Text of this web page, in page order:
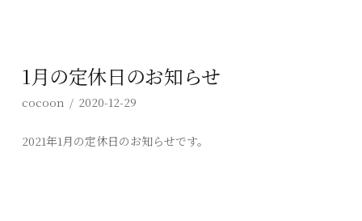
1月の定休日のお知らせ
cocoon 2020-12-29
2021年1月の定休日のお知らせです。